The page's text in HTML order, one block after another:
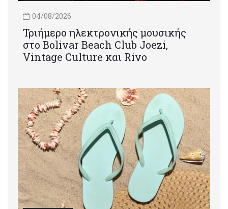
04/08/2026
Τριήμερο ηλεκτρονικής μουσικής
στο Bolivar Beach Club Joezi,
Vintage Culture και Rivo